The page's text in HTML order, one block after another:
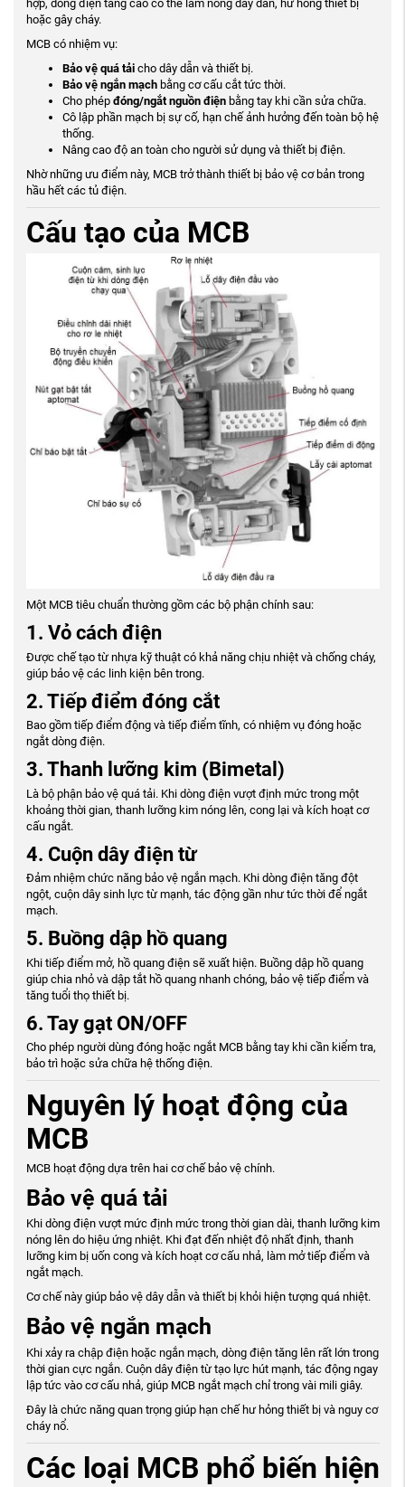
hợp, dòng điện tăng cao có thể làm nóng dây dẫn, hư hỏng thiết bị
hoặc gây cháy.
MCB có nhiệm vụ:
Bảo vệ quá tảicho dây dẫn và thiết bị.
Bảo vệ ngắn mạchbằng cơ cấu cắt tức thời.
Cho phép đóng/ngắt nguồn điệnbằng tay khi cần sửa chữa.
Cô lập phần mạch bị sự cố, hạn chế ảnh hưởng đến toàn bộ hệ
thống.
Nâng cao độ an toàn cho người sử dụng và thiết bị điện.
Nhờ những ưu điểm này, MCB trở thành thiết bị bảo vệ cơ bản trong
hầu hết các tủ điện.
Cấu tạo của MCB
Một MCB tiêu chuẩn thường gồm các bộ phận chính sau:
1. Vỏ cách điện
Được chế tạo từ nhựa kỹ thuật có khả năng chịu nhiệt và chống cháy,
giúp bảo vệ các linh kiện bên trong.
2. Tiếp điểm đóng cắt
Bao gồm tiếp điểm động và tiếp điểm tĩnh, có nhiệm vụ đóng hoặc
ngắt dòng điện.
3. Thanh lưỡng kim (Bimetal)
Là bộ phận bảo vệ quá tải. Khi dòng điện vượt định mức trong một
khoảng thời gian, thanh lưỡng kim nóng lên, cong lại và kích hoạt cơ
cấu ngắt.
4. Cuộn dây điện từ
Đảm nhiệm chức năng bảo vệ ngắn mạch. Khi dòng điện tăng đột
ngột, cuộn dây sinh lực từ mạnh, tác động gần như tức thời để ngắt
mạch.
5. Buồng dập hồ quang
Khi tiếp điểm mở, hồ quang điện sẽ xuất hiện. Buồng dập hồ quang
giúp chia nhỏ và dập tắt hồ quang nhanh chóng, bảo vệ tiếp điểm và
tăng tuổi thọ thiết bị.
6. Tay gạt ON/OFF
Cho phép người dùng đóng hoặc ngắt MCB bằng tay khi cần kiểm tra,
bảo trì hoặc sửa chữa hệ thống điện.
Nguyên lý hoạt động của
MCB
MCB hoạt động dựa trên hai cơ chế bảo vệ chính.
Bảo vệ quá tải
Khi dòng điện vượt mức định mức trong thời gian dài, thanh lưỡng kim
nóng lên do hiệu ứng nhiệt. Khi đạt đến nhiệt độ nhất định, thanh
lưỡng kim bị uốn cong và kích hoạt cơ cấu nhả, làm mở tiếp điểm và
ngắt mạch.
Cơ chế này giúp bảo vệ dây dẫn và thiết bị khỏi hiện tượng quá nhiệt.
Bảo vệ ngắn mạch
Khi xảy ra chập điện hoặc ngắn mạch, dòng điện tăng lên rất lớn trong
thời gian cực ngắn. Cuộn dây điện từ tạo lực hút mạnh, tác động ngay
lập tức vào cơ cấu nhả, giúp MCB ngắt mạch chỉ trong vài mili giây.
Đây là chức năng quan trọng giúp hạn chế hư hỏng thiết bị và nguy cơ
cháy nổ.
Các loại MCB phổ biến hiện